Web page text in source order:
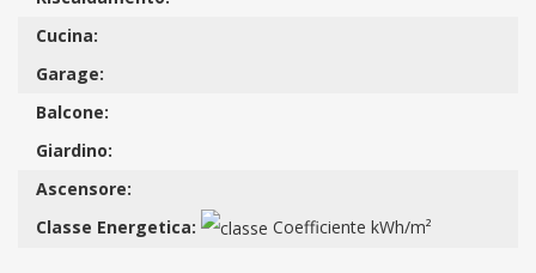
Cucina:
Garage:
Balcone:
Giardino:
Ascensore:
Classe Energetica:
Coefficiente kWh/m²